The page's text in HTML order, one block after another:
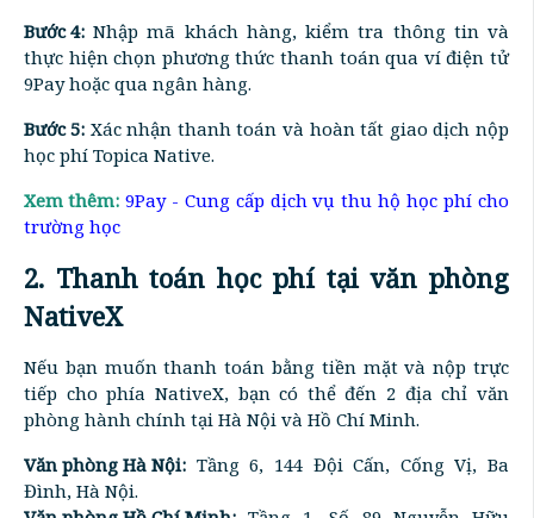
Bước 4: Nhập mã khách hàng, kiểm tra thông tin và
thực hiện chọn phương thức thanh toán qua ví điện tử
9Pay hoặc qua ngân hàng.
Bước 5: Xác nhận thanh toán và hoàn tất giao dịch nộp
học phí Topica Native.
Xem thêm: 9Pay - Cung cấp dịch vụ thu hộ học phí cho
trường học
2. Thanh toán học phí tại văn phòng
NativeX
Nếu bạn muốn thanh toán bằng tiền mặt và nộp trực
tiếp cho phía NativeX, bạn có thể đến 2 địa chỉ văn
phòng hành chính tại Hà Nội và Hồ Chí Minh.
Văn phòng Hà Nội: Tầng 6, 144 Đội Cấn, Cống Vị, Ba
Đình, Hà Nội.